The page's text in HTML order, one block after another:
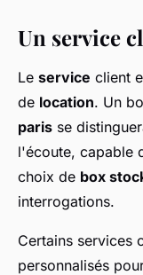
Un service
Le service client
de location. Un
paris se
l'écoute, capable
choix de box
interrogations.
Certains services
personnalisés